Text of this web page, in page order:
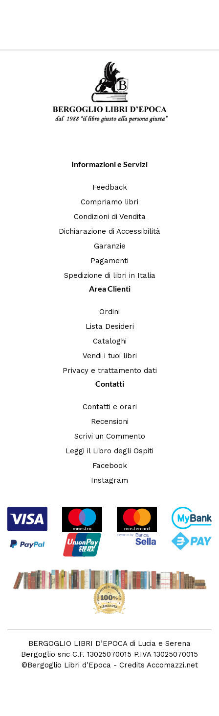
Informazioni e Servizi
Feedback
Compriamo libri
Condizioni di Vendita
Dichiarazione di Accessibilità
Garanzie
Pagamenti
Spedizione di libri in Italia
Area Clienti
Ordini
Lista Desideri
Cataloghi
Vendi i tuoi libri
Privacy e trattamento dati
Contatti
Contatti e orari
Recensioni
Scrivi un Commento
Leggi il Libro degli Ospiti
Facebook
Instagram
BERGOGLIO LIBRI D’EPOCA di Lucia e Serena
Bergoglio snc C.F. 13025070015 P.IVA 13025070015
©Bergoglio Libri d'Epoca - Credits Accomazzi.net